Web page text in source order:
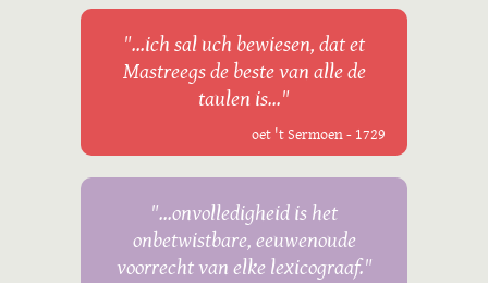
"...ich sal uch bewiesen, dat et
Mastreegs de beste van alle de
taulen is..."
oet 't Sermoen - 1729
"...onvolledigheid is het
onbetwistbare, eeuwenoude
voorrecht van elke lexicograaf."